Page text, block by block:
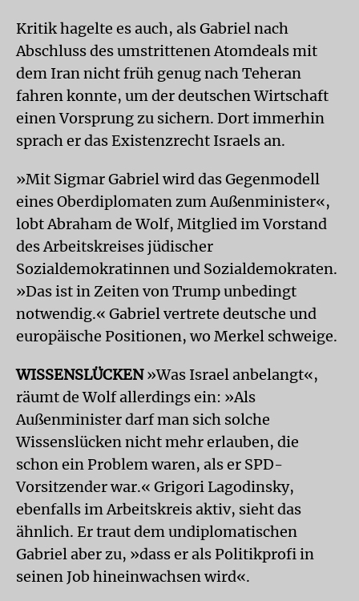
Kritik hagelte es auch, als Gabriel nach
Abschluss des umstrittenen Atomdeals mit
dem Iran nicht früh genug nach Teheran
fahren konnte, um der deutschen Wirtschaft
einen Vorsprung zu sichern. Dort immerhin
sprach er das Existenzrecht Israels an.
»Mit Sigmar Gabriel wird das Gegenmodell
eines Oberdiplomaten zum Außenminister«,
lobt Abraham de Wolf, Mitglied im Vorstand
des Arbeitskreises jüdischer
Sozialdemokratinnen und Sozialdemokraten.
»Das ist in Zeiten von Trump unbedingt
notwendig.« Gabriel vertrete deutsche und
europäische Positionen, wo Merkel schweige.
WISSENSLÜCKEN»Was Israel anbelangt«,
räumt de Wolf allerdings ein: »Als
Außenminister darf man sich solche
Wissenslücken nicht mehr erlauben, die
schon ein Problem waren, als er SPD-
Vorsitzender war.« Grigori Lagodinsky,
ebenfalls im Arbeitskreis aktiv, sieht das
ähnlich. Er traut dem undiplomatischen
Gabriel aber zu, »dass er als Politikprofi in
seinen Job hineinwachsen wird«.